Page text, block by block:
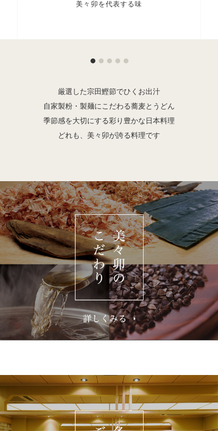
美々卯を代表する味
厳選した宗田鰹節でひくお出汁
自家製粉・製麺にこだわる蕎麦とうどん
季節感を大切にする彩り豊かな日本料理
どれも、美々卯が誇る料理です